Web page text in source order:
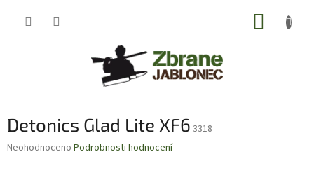
Detonics Glad Lite XF6 3318
Průměrné
Neohodnoceno Podrobnosti hodnocení